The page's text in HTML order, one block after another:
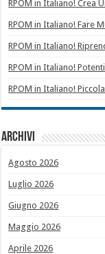
RPOM in Italiano! Crea
RPOM in Italiano! Fare
RPOM in Italiano!
RPOM in Italiano!
RPOM in Italiano!
Archivi
Agosto 2026
Luglio 2026
Giugno 2026
Maggio 2026
Aprile 2026